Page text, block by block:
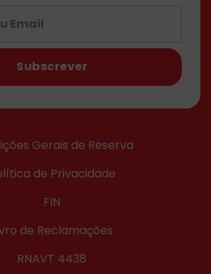
Subscrever
Gerais de Reserva
de Privacidade
FIN
de Reclamações
RNAVT 4438